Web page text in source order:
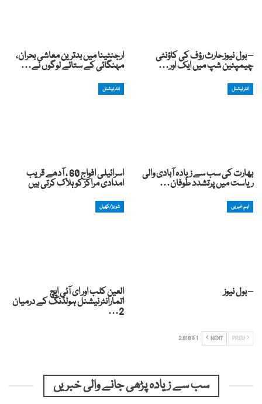
– بول نیوزحارث رؤف کی کاؤنٹی
چیمپئین شپ میں ایک اور…
ارجنٹینا میں بدترین معاشی بحران،
مہنگائی کے ستائے لوگوں نے…
انٹرنیشنل
بھارت کی سب سے زیادہ آبادی والی
ریاست میں پرتشدد طوفان…
انٹرنیشنل
اسرائیلی افواج 60 ، آدھے قریب
امدادی مراکز کو ہلاک کرتی ہیں
اہم خبریں
– بول نیوز
شوبز/کھیل
العین کلب اور ای آئی ایچ
اتمارانٹرنیشنل ہولڈنگ کے درمیان
2…
NEXT 1 کا 2,818
سب سے زیادہ پڑھی جانے والی خبریں